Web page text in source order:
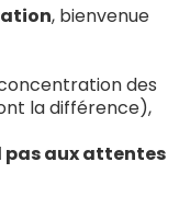
, bienvenue
des
la différence),
pas aux attentes